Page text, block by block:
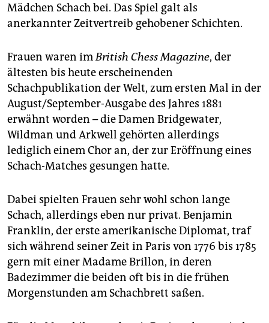
Mädchen Schach bei. Das Spiel galt als
anerkannter Zeitvertreib gehobener Schichten.
Frauen waren imBritish Chess Magazine, der
ältesten bis heute erscheinenden
Schachpublikation der Welt, zum ersten Mal in der
August/September-Ausgabe des Jahres 1881
erwähnt worden – die Damen Bridgewater,
Wildman und Arkwell gehörten allerdings
lediglich einem Chor an, der zur Eröffnung eines
Schach-Matches gesungen hatte.
Dabei spielten Frauen sehr wohl schon lange
Schach, allerdings eben nur privat. Benjamin
Franklin, der erste amerikanische Diplomat, traf
sich während seiner Zeit in Paris von 1776 bis 1785
gern mit einer Madame Brillon, in deren
Badezimmer die beiden oft bis in die frühen
Morgenstunden am Schachbrett saßen.